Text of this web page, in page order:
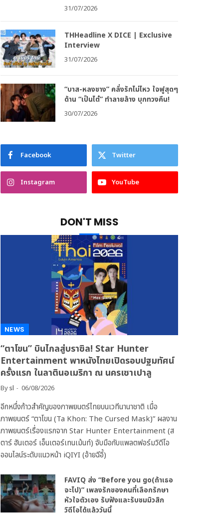
31/07/2026
THHeadline X DICE | Exclusive
Interview
31/07/2026
“บาส-หลงชาง” คลั่งรักไม่ไหว ใจฟูสุดๆ
ด้าน “เป็นไต๋” ทำลายล้าง บุกทวงคืน!
30/07/2026
Facebook Twitter
Instagram YouTube
DON'T MISS
NEWS
“ตาโขน” บินไกลสู่บราซิล! Star Hunter
Entertainment พาหนังไทยเปิดรอบปฐมทัศน์
ครั้งแรก ในลาตินอเมริกา ณ นครเซาเปาลู
Bysl 06/08/2026
อีกหนึ่งก้าวสำคัญของภาพยนตร์ไทยบนเวทีนานาชาติ เมื่อ
ภาพยนตร์ “ตาโขน (Ta Khon: The Cursed Mask)” ผลงาน
ภาพยนตร์เรื่องแรกจาก Star Hunter Entertainment (ส
ตาร์ ฮันเตอร์ เอ็นเตอร์เทนเม้นท์) จับมือกับแพลตฟอร์มวิดีโอ
ออนไลน์ระดับแนวหน้า iQIYI (อ้ายฉีอี้)
FAVIQ ส่ง “Before you go(ถ้าเธอ
จะไป)” เพลงรักของคนที่เลือกรักษา
หัวใจตัวเอง รับฟังและรับชมมิวสิก
วิดีโอได้แล้ววันนี้